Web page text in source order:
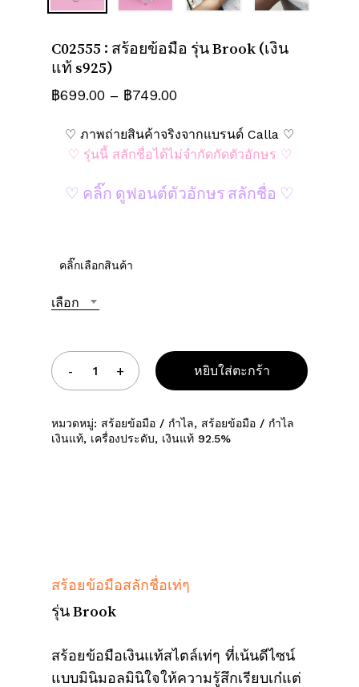
C02555 : สร้อยข้อมือ รุ่น Brook (เงิน
แท้ s925)
฿699.00 – ฿749.00Price
฿699.00
through
♡ ภาพถ่ายสินค้าจริงจากแบรนด์ Calla ♡
♡ รุ่นนี้ สลักชื่อได้ไม่จำกัดกัดตัวอักษร ♡
♡ คลิ๊ก ดูฟอนต์ตัวอักษร สลักชื่อ ♡
คลิ๊กเลือกสินค้า
เลือก
หยิบใส่ตะกร้า
หมวดหมู่: สร้อยข้อมือ / กำไล, สร้อยข้อมือ / กำไล
เงินแท้, เครื่องประดับ, เงินแท้ 92.5%
สร้อยข้อมือสลักชื่อเท่ๆ
รุ่น Brook
สร้อยข้อมือเงินแท้สไตล์เท่ๆ ที่เน้นดีไซน์
แบบมินิมอลมินิใจให้ความรู้สึกเรียบเก๋แต่
บันทึกชื่อ, อีเมล และชื่อเว็บไซต์ของฉัน
บนเบราว์เซอร์นี้ สำหรับการแสดงความเห็น